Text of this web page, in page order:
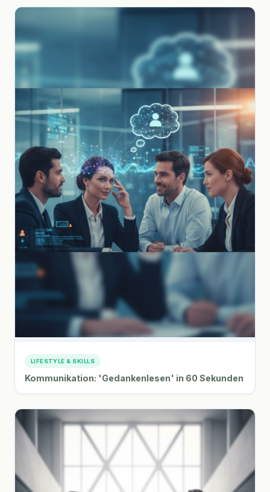
LIFESTYLE & SKILLS
Kommunikation: 'Gedankenlesen' in 60 Sekunden